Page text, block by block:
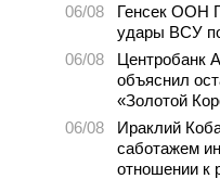
06/08
Генсек ООН
удары ВСУ
06/08
Центробанк
объяснил
«Золотой
06/08
Ираклий
саботажем
отношении к